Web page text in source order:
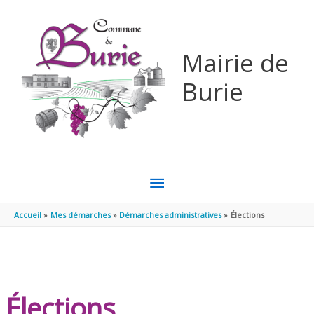
Mairie de
Burie
MENU
PRINCIPAL
Accueil Mes démarches Démarches administratives Élections